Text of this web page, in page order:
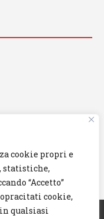
cookie propri e
statistiche,
“Accetto”
cookie,
qualsiasi